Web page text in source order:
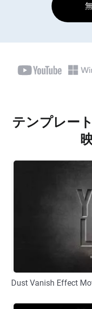
テンプレー
プレビ
Dust Vanish Effect